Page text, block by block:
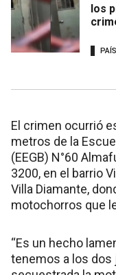
los
PAÍS
El crimen ocurrió
metros de la
(EEGB) N°60
3200, en el barrio
Villa Diamante,
motochorros que
“Es un hecho
tenemos a los